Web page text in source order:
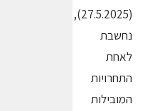
(27.5.2025),
נחשבת
לאחת
התחרויות
המובילות